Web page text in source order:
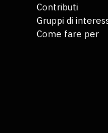
Contributi
Gruppi di
Come fare per